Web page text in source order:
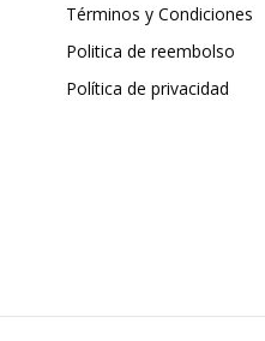
Términos y Condiciones
Politica de reembolso
Política de privacidad